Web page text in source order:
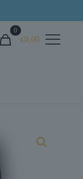
0
€0,00